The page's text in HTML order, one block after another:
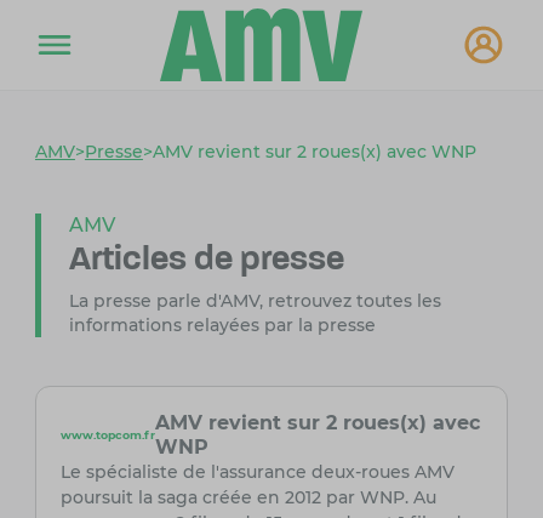
AMV>Presse>AMV revient sur 2 roues(x) avec WNP
AMV
Articles de presse
La presse parle d'AMV, retrouvez toutes les
informations relayées par la presse
www.topcom.fr
AMV revient sur 2 roues(x) avec
WNP
Le spécialiste de l'assurance deux-roues AMV
poursuit la saga créée en 2012 par WNP. Au